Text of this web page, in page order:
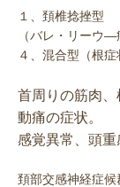
１、頚椎捻挫
（バレ・リーウ―
４、混合型（根
首周りの筋肉
動痛の症状。
感覚異常、頭重
頚部交感神経症候